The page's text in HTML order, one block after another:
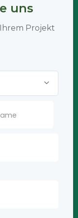
uns
Projekt